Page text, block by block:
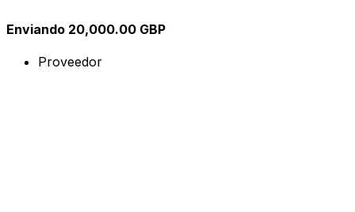
Enviando 20,000.00 GBP
Proveedor